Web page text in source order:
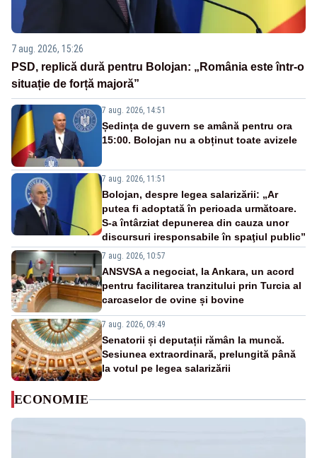
7 aug. 2026, 15:26
PSD, replică dură pentru Bolojan: „România este într-o
situație de forță majoră”
7 aug. 2026, 14:51
Ședința de guvern se amână pentru ora
15:00. Bolojan nu a obținut toate avizele
7 aug. 2026, 11:51
Bolojan, despre legea salarizării: „Ar
putea fi adoptată în perioada următoare.
S-a întârziat depunerea din cauza unor
discursuri iresponsabile în spaţiul public”
7 aug. 2026, 10:57
ANSVSA a negociat, la Ankara, un acord
pentru facilitarea tranzitului prin Turcia al
carcaselor de ovine și bovine
7 aug. 2026, 09:49
Senatorii și deputații rămân la muncă.
Sesiunea extraordinară, prelungită până
la votul pe legea salarizării
ECONOMIE